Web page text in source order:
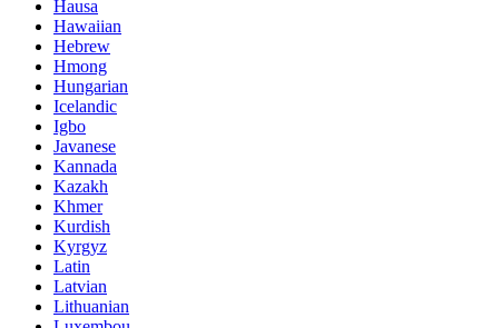
Hausa
Hawaiian
Hebrew
Hmong
Hungarian
Icelandic
Igbo
Javanese
Kannada
Kazakh
Khmer
Kurdish
Kyrgyz
Latin
Latvian
Lithuanian